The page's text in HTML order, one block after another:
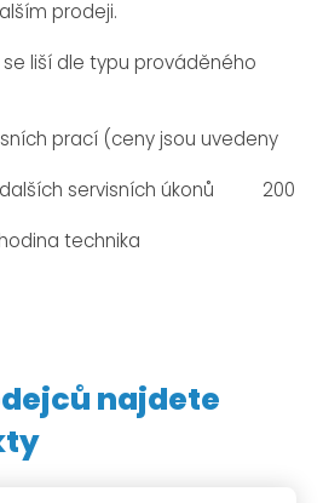
prodeji.
liší dle typu prováděného
prací (ceny jsou uvedeny
dalších servisních úkonů 200
hodina technika
najdete